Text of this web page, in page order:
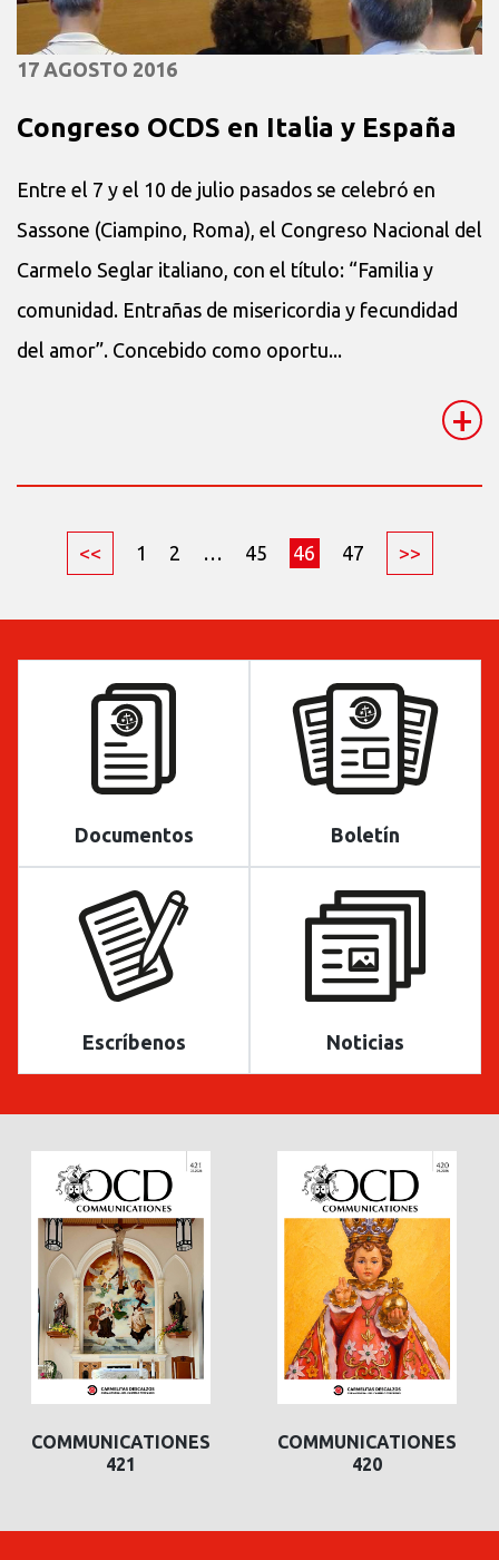
17 AGOSTO 2016
Congreso OCDS en Italia y España
Entre el 7 y el 10 de julio pasados se celebró en
Sassone (Ciampino, Roma), el Congreso Nacional del
Carmelo Seglar italiano, con el título: “Familia y
comunidad. Entrañas de misericordia y fecundidad
del amor”. Concebido como oportu...
+
<< 1 2 … 45 46 47 >>
Documentos Boletín
Escríbenos Noticias
COMMUNICATIONES
420
COMMUNICATIONES
419